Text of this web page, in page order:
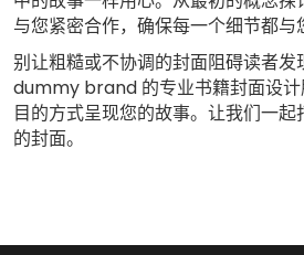
与您紧密合作，确保每一个细节都与
别让粗糙或不协调的封面阻碍读者发
dummy brand 的专业书籍封面设计
目的方式呈现您的故事。让我们一
的封面。